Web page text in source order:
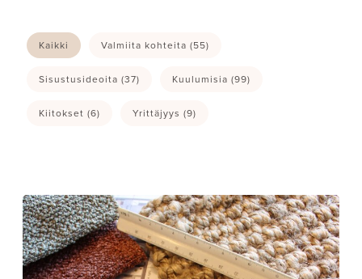
Kaikki Valmiita kohteita (55)
Sisustusideoita (37) Kuulumisia (99)
Kiitokset (6) Yrittäjyys (9)